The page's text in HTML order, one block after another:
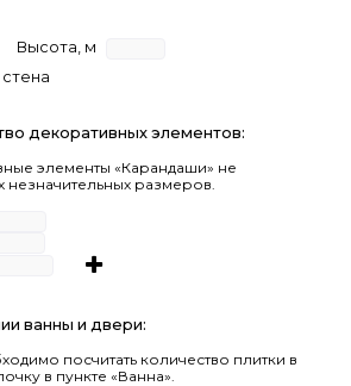
Высота, м
декоративных элементов:
элементы «Карандаши» не
незначительных размеров.
ванны и двери:
посчитать количество плитки в
в пункте «Ванна».